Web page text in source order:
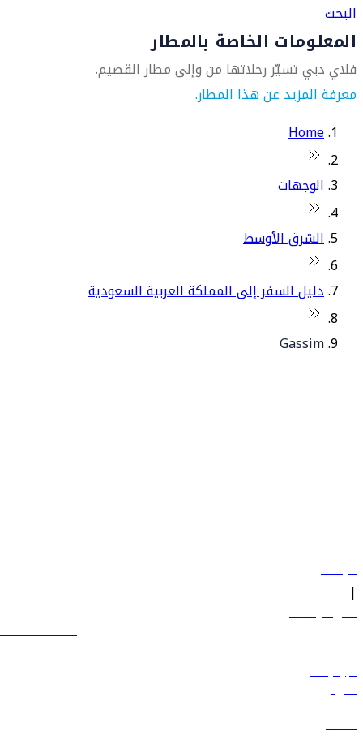
البحث
المعلومات الخاصة بالمطار
فلاي دبي تسيّر رحلاتها من وإلى مطار القصيم.
معرفة المزيد عن هذا المطار.
Home
الوجهات
الشرق الأوسط
دليل السفر إلى المملكة العربية السعودية
Gassim
سياساتنا
|
الشروط والأحكام
600 544 445
حجز الرحلات
العروض
الوجهات
الأمتعة